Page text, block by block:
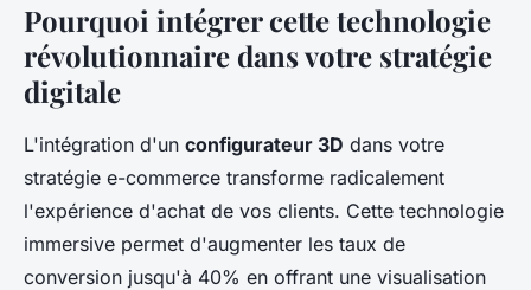
Pourquoi intégrer cette technologie
révolutionnaire dans votre stratégie
digitale
L'intégration d'un configurateur 3D dans votre
stratégie e-commerce transforme radicalement
l'expérience d'achat de vos clients. Cette technologie
immersive permet d'augmenter les taux de
conversion jusqu'à 40% en offrant une visualisation